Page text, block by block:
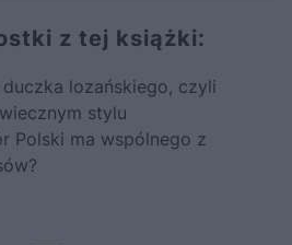
z tej książki:
lozańskiego, czyli
stylu
Polski ma wspólnego z